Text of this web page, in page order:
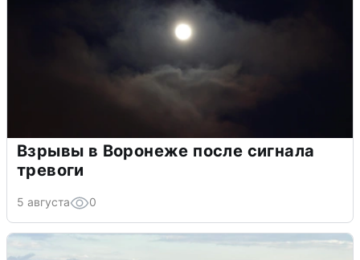
Взрывы в Воронеже после сигнала
тревоги
5 августа 0